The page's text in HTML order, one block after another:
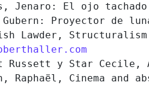
Jenaro: El ojo
Gubern: Proyector de
Lawder,
Russett y Star Cecile,
Raphaël, Cinema and